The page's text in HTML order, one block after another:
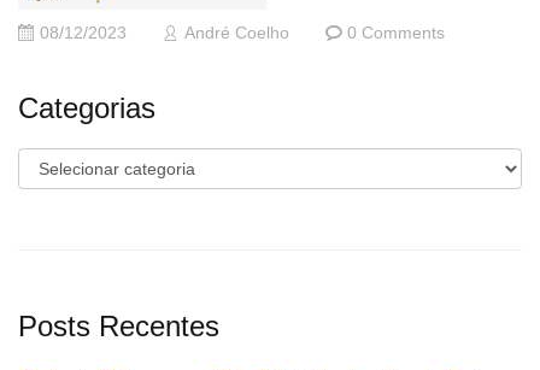
08/12/2023 André Coelho 0 Comments
Categorias
Categorias
Posts Recentes